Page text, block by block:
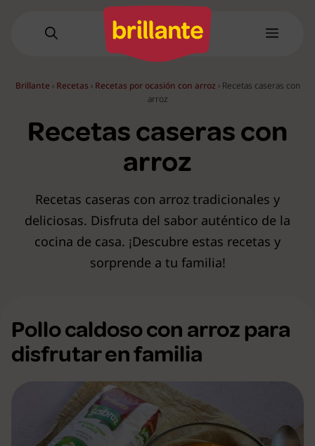
Menú
Brillante › Recetas › Recetas por ocasión con arroz › Recetas caseras con
arroz
Recetas caseras con
arroz
Recetas caseras con arroz tradicionales y
deliciosas. Disfruta del sabor auténtico de la
cocina de casa. ¡Descubre estas recetas y
sorprende a tu familia!
Pollo caldoso con arroz para
disfrutar en familia